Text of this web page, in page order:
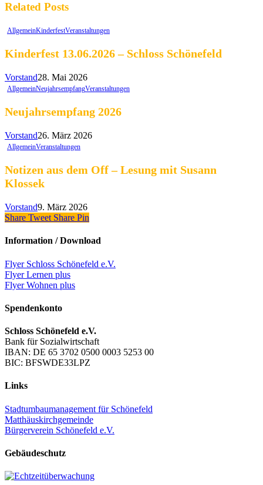
Related Posts
AllgemeinKinderfestVeranstaltungen
Kinderfest 13.06.2026 – Schloss Schönefeld
Vorstand28. Mai 2026
AllgemeinNeujahrsempfangVeranstaltungen
Neujahrsempfang 2026
Vorstand26. März 2026
AllgemeinVeranstaltungen
Notizen aus dem Off – Lesung mit Susann
Klossek
Vorstand9. März 2026
Share Tweet Share Pin
Information / Download
Flyer Schloss Schönefeld e.V.
Flyer Lernen plus
Flyer Wohnen plus
Spendenkonto
Schloss Schönefeld e.V.
Bank für Sozialwirtschaft
IBAN: DE 65 3702 0500 0003 5253 00
BIC: BFSWDE33LPZ
Links
Stadtumbaumanagement für Schönefeld
Matthäuskirchgemeinde
Bürgerverein Schönefeld e.V.
Gebäudeschutz